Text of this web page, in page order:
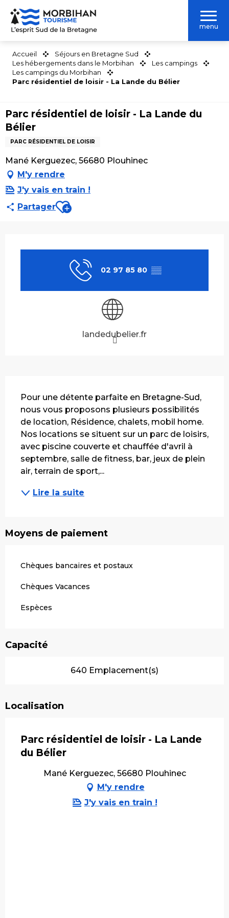
Aller
contenu
menu
Accueil
Séjours en Bretagne Sud
Les hébergements dans le Morbihan
Les campings
Les campings du Morbihan
Parc résidentiel de loisir - La Lande du Bélier
Parc résidentiel de loisir - La Lande du
Bélier
PARC RÉSIDENTIEL DE LOISIR
Mané Kerguezec, 56680 Plouhinec
M'y rendre
J'y vais en train !
PartagerAjouter aux favoris
02 97 85 80 ▒▒
landedubelier.fr
Pour une détente parfaite en Bretagne-Sud,
nous vous proposons plusieurs possibilités
de location, Résidence, chalets, mobil home.
Nos locations se situent sur un parc de loisirs,
avec piscine couverte et chauffée d'avril à
septembre, salle de fitness, bar, jeux de plein
air, terrain de sport,...
Lire la suite
Moyens de paiement
Chèques bancaires et postaux
Chèques Vacances
Espèces
Capacité
640 Emplacement(s)
Localisation
Parc résidentiel de loisir - La Lande
du Bélier
Mané Kerguezec, 56680 Plouhinec
M'y rendre
J'y vais en train !